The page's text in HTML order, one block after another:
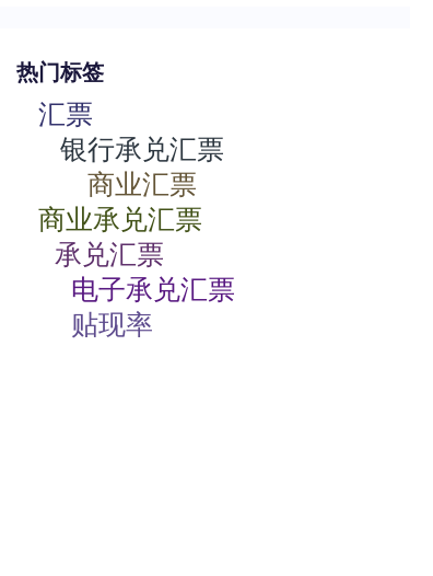
热门标签
汇票
银行承兑汇票
商业汇票
商业承兑汇票
承兑汇票
电子承兑汇票
贴现率